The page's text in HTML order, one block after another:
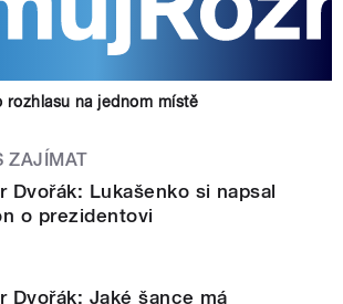
rozhlasu na jednom místě
ZAJÍMAT
Dvořák: Lukašenko si napsal
o prezidentovi
Dvořák: Jaké šance má